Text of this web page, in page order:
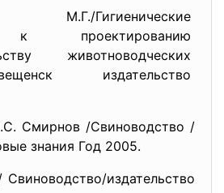
Гигиенические
к проектированию
животноводческих
издательство
Смирнов /Свиноводство /
знания Год 2005.
издательство